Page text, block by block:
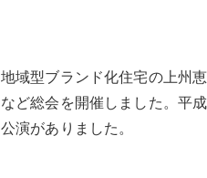
地域型ブランド化住宅の上州
など総会を開催しました。平
公演がありました。